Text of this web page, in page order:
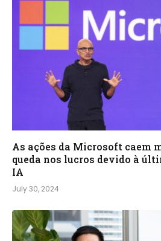
As ações da Microsoft caem
queda nos lucros devido à
IA
July 30, 2024